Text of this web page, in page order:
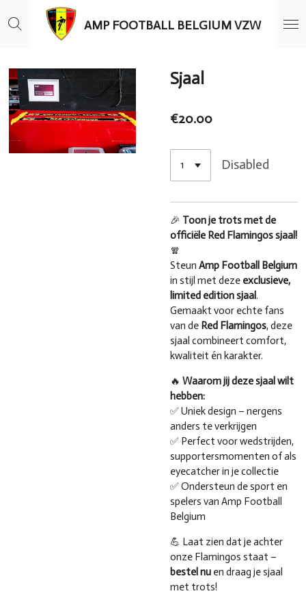
to
AMP FOOTBALL BELGIUM VZW
Sjaal
€20.00
Disabled
🎉 Toon je trots met de
officiële Red Flamingos sjaal!
🧣
Steun Amp Football Belgium
in stijl met deze exclusieve,
limited edition sjaal.
Gemaakt voor echte fans
van de Red Flamingos, deze
sjaal combineert comfort,
kwaliteit én karakter.
🔥 Waarom jij deze sjaal wilt
hebben:
✅ Uniek design – nergens
anders te verkrijgen
✅ Perfect voor wedstrijden,
supportersmomenten of als
eyecatcher in je collectie
✅ Ondersteun de sport en
spelers van Amp Football
Belgium
💪 Laat zien dat je achter
onze Flamingos staat –
bestel nu en draag je sjaal
met trots!